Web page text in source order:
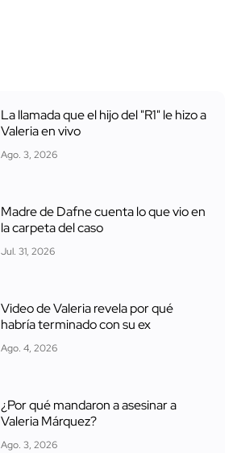
La llamada que el hijo del "R1" le hizo a
Valeria en vivo
Ago. 3, 2026
Madre de Dafne cuenta lo que vio en
la carpeta del caso
Jul. 31, 2026
Video de Valeria revela por qué
habría terminado con su ex
Ago. 4, 2026
¿Por qué mandaron a asesinar a
Valeria Márquez?
Ago. 3, 2026